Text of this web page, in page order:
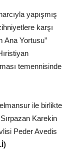
yapışmış
karşı
Ana Yortusu”
temennisinde
ile birlikte
Karekin
Peder Avedis